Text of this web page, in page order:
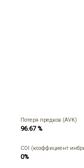
Потеря предков (AVK)
96.67 %
COI (коэффициент
0%